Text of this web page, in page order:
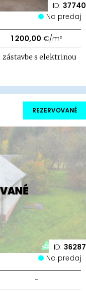
ID: 37740
Na predaj
1 200,00 €/m²
zástavbe s elektrinou
ID: 36287
REZERVOVANÉ
Na predaj
-